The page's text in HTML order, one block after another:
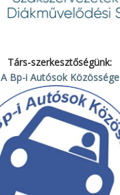
Társ-szerkesztőségünk:
A Bp-i Autósok Közössége